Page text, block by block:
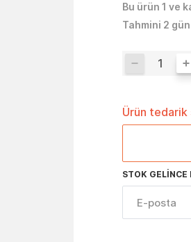
Bu ürün 1 ve
Tahmini 2
Ürün tedarik
STOK GELINCE